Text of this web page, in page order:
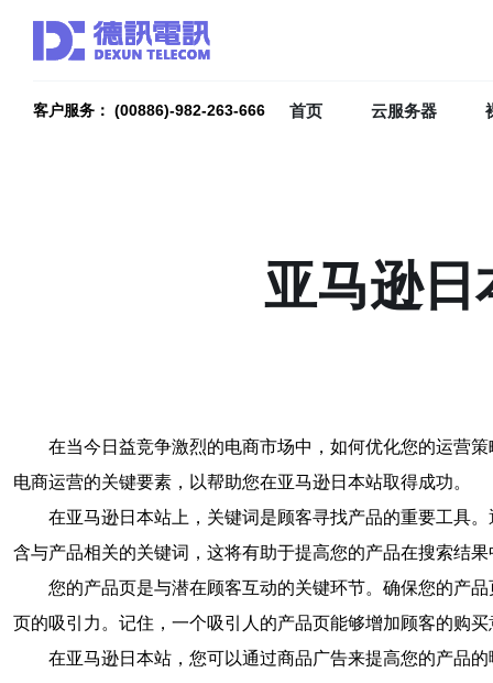
客户服务： (00886)-982-263-666 首页 云服务器
亚马逊日
在当今日益竞争激烈的电商市场中，如何优化您的运营
电商运营的关键要素，以帮助您在亚马逊日本站取得成功。
在亚马逊日本站上，关键词是顾客寻找产品的重要工具
含与产品相关的关键词，这将有助于提高您的产品在搜索结
您的产品页是与潜在顾客互动的关键环节。确保您的产
页的吸引力。记住，一个吸引人的产品页能够增加顾客的购买
在亚马逊日本站，您可以通过商品广告来提高您的产品